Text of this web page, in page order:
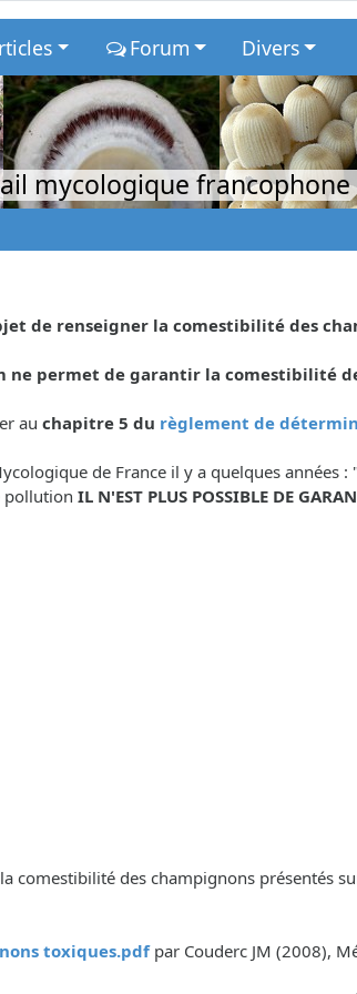
Forum Divers
mycologique francophone
de renseigner la comestibilité des
permet de garantir la comestibilité
au chapitre 5 du règlement de
de France il y a quelques
pollution IL N'EST PLUS POSSIBLE DE
comestibilité des champignons présentés
toxiques.pdfpar Couderc JM (2008),